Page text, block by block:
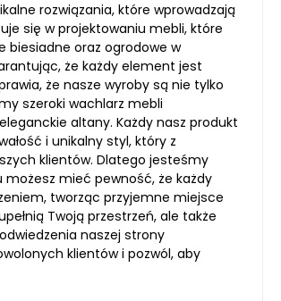
rozwiązania, które wprowadzają
się w projektowaniu mebli, które
biesiadne oraz ogrodowe w
że każdy element jest
że nasze wyroby są nie tylko
szeroki wachlarz mebli
altany. Każdy nasz produkt
i unikalny styl, który z
klientów. Dlatego jesteśmy
mieć pewność, że każdy
tworząc przyjemne miejsce
Twoją przestrzeń, ale także
naszej strony
klientów i pozwól, aby